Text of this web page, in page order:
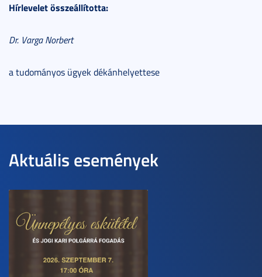
Hírlevelet összeállította:
Dr. Varga Norbert
a tudományos ügyek dékánhelyettese
Aktuális események